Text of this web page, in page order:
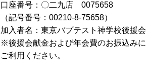
口座番号：〇二九店 0075658
（記号番号：00210-8-75658）
加入者名：東京バプテスト神学校後援会
※後援会献金および年会費のお振込みに
ご利用ください。